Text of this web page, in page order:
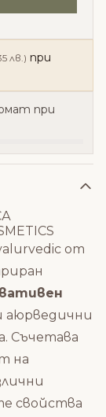
лв.) при
при
от
аюрведични
Съчетава
на
свойства